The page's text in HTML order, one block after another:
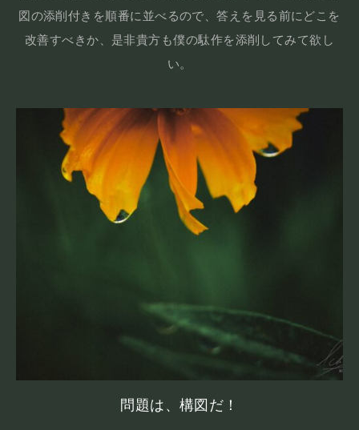
図の添削付きを順番に並べるので、答えを見る前にどこを
改善すべきか、是非貴方も僕の駄作を添削してみて欲し
い。
問題は、構図だ！